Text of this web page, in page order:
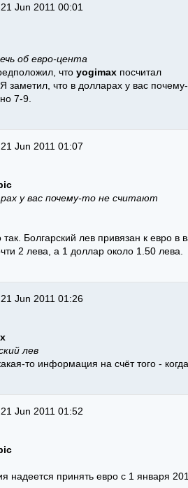
Jun 2011 00:01
об евро-цента
что yogimax посчитал
заметил, что в долларах у вас
7-9.
Jun 2011 01:07
у вас почему-то не считают
Болгарский лев привязан к евро
2 лева, а 1 доллар около 1.50 лева.
Jun 2011 01:26
лев
то информация на счёт того -
Jun 2011 01:52
надеется принять евро с 1 января